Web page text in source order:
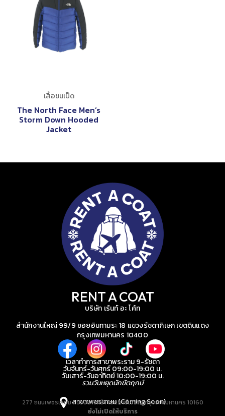
เสื้อขนเป็ด
The North Face Men’s
Storm Down Hooded
Jacket
RENT A COAT
บริษัท เร้นท์ อะ โค้ท
สำนักงานใหญ่ 99/9 ซอยอินทามระ 18 แขวงรัชดาภิเษก เขตดินแดง
กรุงเทพมหานคร 10400
เวลาทำการสาขาพระราม 9-รัชดา
วันจันทร์-วันศุกร์ 09:00-19:00 น.
วันเสาร์-วันอาทิตย์ 10:00-19:00 น.
รวมวันหยุดนักขัตฤกษ์
สาขาเพชรเกษม (Coming Soon)
277 ถนนเพชรเกษม แขวงบางหว้า เขตภาษีเจริญ กรุงเทพมหานคร 10160
ยังไม่เปิดให้บริการ